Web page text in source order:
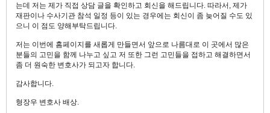
는데 저는 제가 직접 상담 글을 확인하고 회신을 해드립니다. 따라서, 제가
재판이나 수사기관 참석 일정 등이 있는 경우에는 회신이 좀 늦어질 수도 있
으니 이 점도 양해부탁드립니다.
저는 이번에 홈페이지를 새롭게 만들면서 앞으로 나름대로 이 곳에서 많은
분들의 고민을 함께 나누고 싶고 저 또한 그런 고민들을 접하고 해결하면서
좀 더 원숙한 변호사가 되고자 합니다.
감사합니다.
형장우 변호사 배상.